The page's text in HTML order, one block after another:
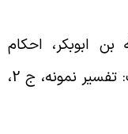
ابوبکر، احکام
القرآن، ج 1، ص 100، بی‌جا، بی‌تا؛ ر.ک: تفسیر نمونه، ج ‏2،